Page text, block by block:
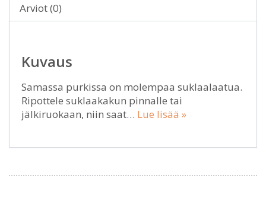
Arviot (0)
Kuvaus
Samassa purkissa on molempaa suklaalaatua.
Ripottele suklaakakun pinnalle tai
jälkiruokaan, niin saat… Lue lisää »